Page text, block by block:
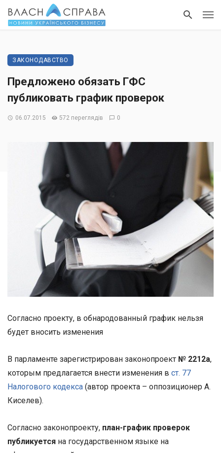
ЗАКОНОДАВСТВО
Предложено обязать ГФС
публиковать график проверок
06.07.2015 572 переглядів 0
Согласно проекту, в обнародованный график нельзя
будет вносить изменения
В парламенте зарегистрирован законопроект № 2212а,
которым предлагается внести изменения в ст. 77
Налогового кодекса (автор проекта – оппозиционер А.
Киселев).
Согласно законопроекту, план-график проверок
публикуется на государственном языке на